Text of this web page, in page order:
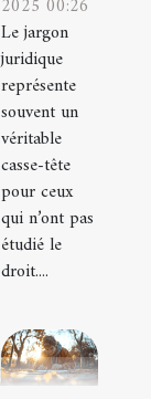
2025 00:26
Le jargon
juridique
représente
souvent un
véritable
casse-tête
pour ceux
qui n’ont pas
étudié le
droit....